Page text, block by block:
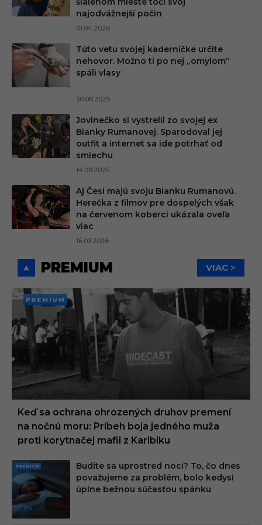
najodvážnejší počin
01.04.2026
Túto vetu svojej kaderníčke určite
nehovor. Možno ti po nej „omylom“
spáli vlasy
30.08.2025
Jovinečko si vystrelil zo svojej ex
Bianky Rumanovej. Sparodoval jej
outfit a internet sa ide potrhať od
smiechu
14.09.2025
Aj Česi majú svoju Bianku Rumanovú.
Herečka z filmov pre dospelých však
na červenom koberci ukázala oveľa
viac
16.03.2026
PREMIUM VIAC >
PREMI
UM
Keď sa ochrana ohrozených druhov premení
na nočnú moru: Príbeh boja jedného muža
proti korytnačej mafii z Karibiku
PRE
MIU
M
Budíte sa uprostred noci? To, čo dnes
považujeme za problém, bolo kedysi
úplne bežnou súčasťou spánku